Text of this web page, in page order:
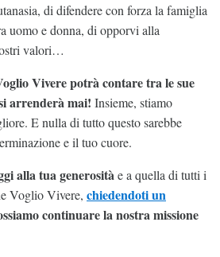
di difendere con forza la famiglia
uomo e donna, di opporvi alla
valori…
Vivere potrà contare tra le sue
arrenderà mai! Insieme, stiamo
E nulla di tutto questo sarebbe
e il tuo cuore.
alla tua generositàe a quella di tutti i
Voglio Vivere, chiedendoti un
continuare la nostra missione